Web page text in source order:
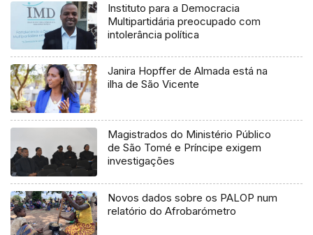
Instituto para a Democracia
Multipartidária preocupado com
intolerância política
Janira Hopffer de Almada está na
ilha de São Vicente
Magistrados do Ministério Público
de São Tomé e Príncipe exigem
investigações
Novos dados sobre os PALOP num
relatório do Afrobarómetro